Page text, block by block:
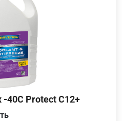
-40C Protect C12+